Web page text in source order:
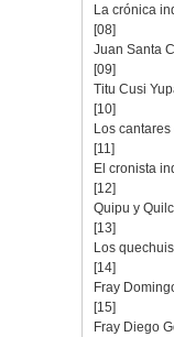
La crónica
[08]
Juan Santa
[09]
Titu Cusi
[10]
Los
[11]
El cronista
[12]
Quipu y
[13]
Los
[14]
Fray
[15]
Fray Diego